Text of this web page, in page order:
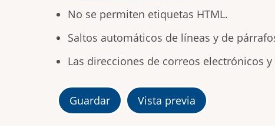
No se permiten etiquetas HTML.
Saltos automáticos de líneas y de
Las direcciones de correos electrónicos